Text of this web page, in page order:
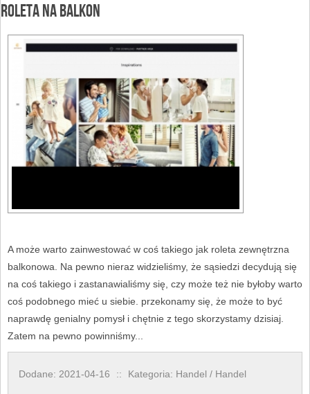
Roleta na balkon
A może warto zainwestować w coś takiego jak roleta zewnętrzna
balkonowa. Na pewno nieraz widzieliśmy, że sąsiedzi decydują się
na coś takiego i zastanawialiśmy się, czy może też nie byłoby warto
coś podobnego mieć u siebie. przekonamy się, że może to być
naprawdę genialny pomysł i chętnie z tego skorzystamy dzisiaj.
Zatem na pewno powinniśmy...
Dodane: 2021-04-16 :: Kategoria: Handel / Handel